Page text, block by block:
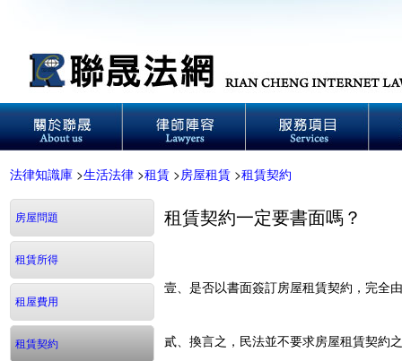
法律知識庫 >生活法律 >租賃 >房屋租賃 >租賃契約
房屋問題
租賃所得
租屋費用
租賃契約
租賃契約一定要書面嗎？
壹、是否以書面簽訂房屋租賃契約，完全
貳、換言之，民法並不要求房屋租賃契約